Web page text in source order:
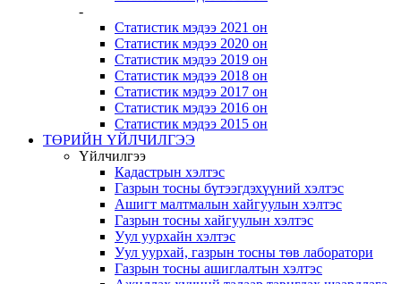
-
Статистик мэдээ 2021 он
Статистик мэдээ 2020 он
Статистик мэдээ 2019 он
Статистик мэдээ 2018 он
Статистик мэдээ 2017 он
Статистик мэдээ 2016 он
Статистик мэдээ 2015 он
ТӨРИЙН ҮЙЛЧИЛГЭЭ
Үйлчилгээ
Кадастрын хэлтэс
Газрын тосны бүтээгдэхүүний хэлтэс
Ашигт малтмалын хайгуулын хэлтэс
Газрын тосны хайгуулын хэлтэс
Уул уурхайн хэлтэс
Уул уурхай, газрын тосны төв лаборатори
Газрын тосны ашиглалтын хэлтэс